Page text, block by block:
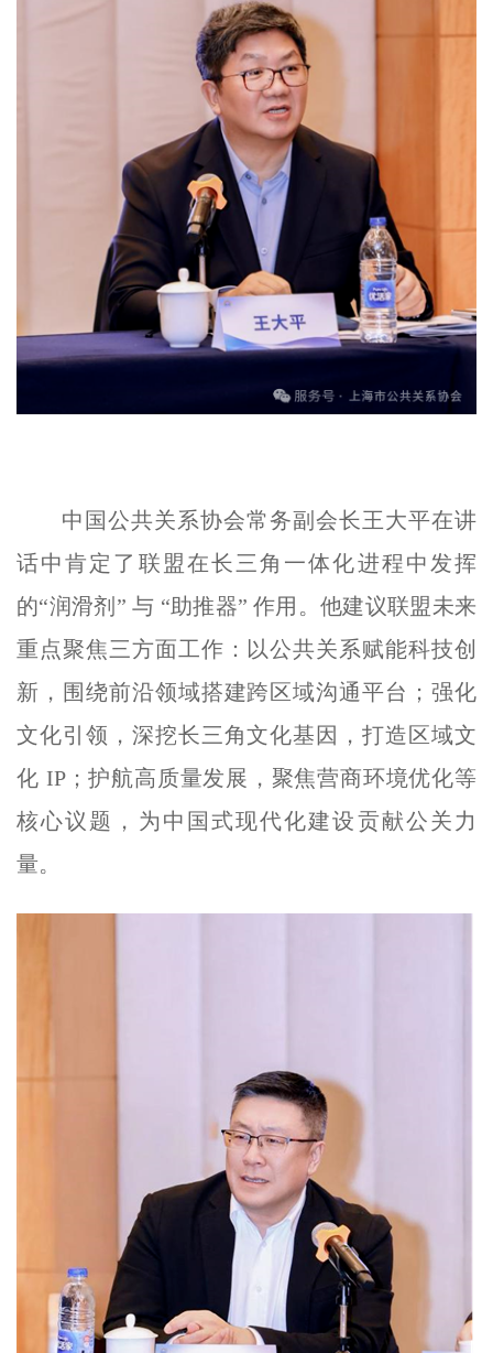
中国公共关系协会常务副会长王大平在讲
话中肯定了联盟在长三角一体化进程中发挥
的“润滑剂” 与 “助推器” 作用。他建议联盟未来
重点聚焦三方面工作：以公共关系赋能科技创
新，围绕前沿领域搭建跨区域沟通平台；强化
文化引领，深挖长三角文化基因，打造区域文
化 IP；护航高质量发展，聚焦营商环境优化等
核心议题，为中国式现代化建设贡献公关力
量。